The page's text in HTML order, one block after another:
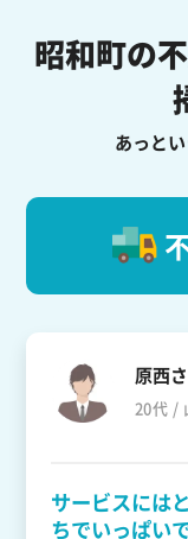
昭和町の
あっと
原西
20代 /
サービスには
ちでいっぱいで